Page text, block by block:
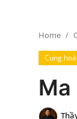
Xem Bói
Home
Cung
Ma